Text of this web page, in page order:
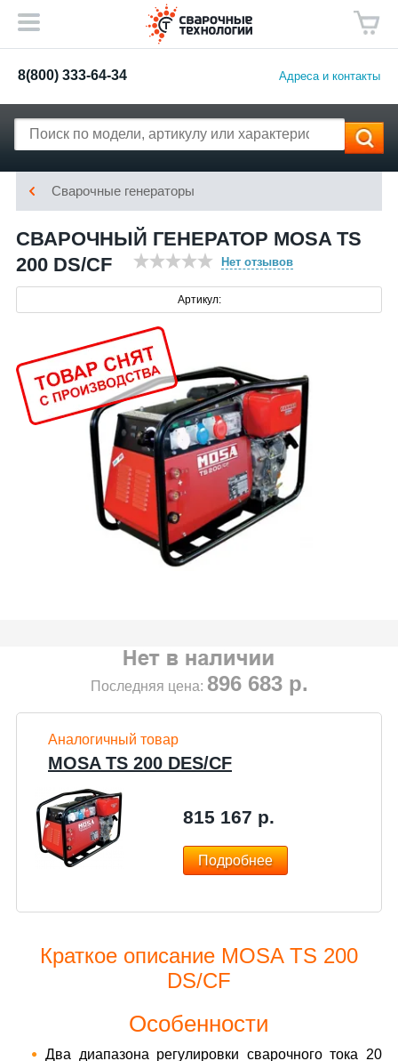
8(800) 333-64-34 Адреса и контакты
Сварочные генераторы
СВАРОЧНЫЙ ГЕНЕРАТОР MOSA TS
200 DS/CF
Нет отзывов
Артикул:
Последняя цена: 896 683р.
Аналогичный товар
MOSA TS 200 DES/CF
815 167 р.
Подробнее
Краткое описание MOSA TS 200
DS/CF
Особенности
Два диапазона регулировки сварочного тока 20